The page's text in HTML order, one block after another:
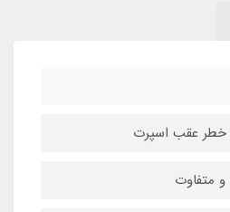
عقب اسپرت
متفاوت